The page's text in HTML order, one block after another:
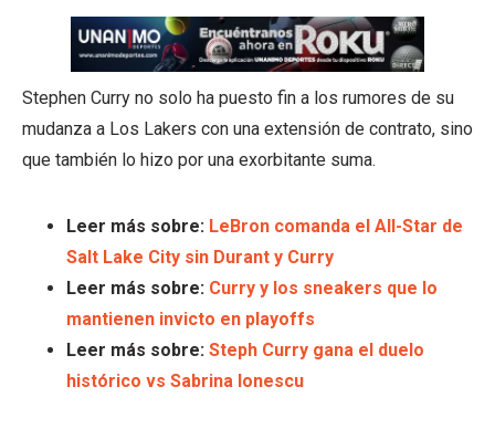
Stephen Curry no solo ha puesto fin a los rumores de su
mudanza a Los Lakers con una extensión de contrato, sino
que también lo hizo por una exorbitante suma.
Leer más sobre: LeBron comanda el All-Star de
Salt Lake City sin Durant y Curry
Leer más sobre: Curry y los sneakers que lo
mantienen invicto en playoffs
Leer más sobre: Steph Curry gana el duelo
histórico vs Sabrina Ionescu